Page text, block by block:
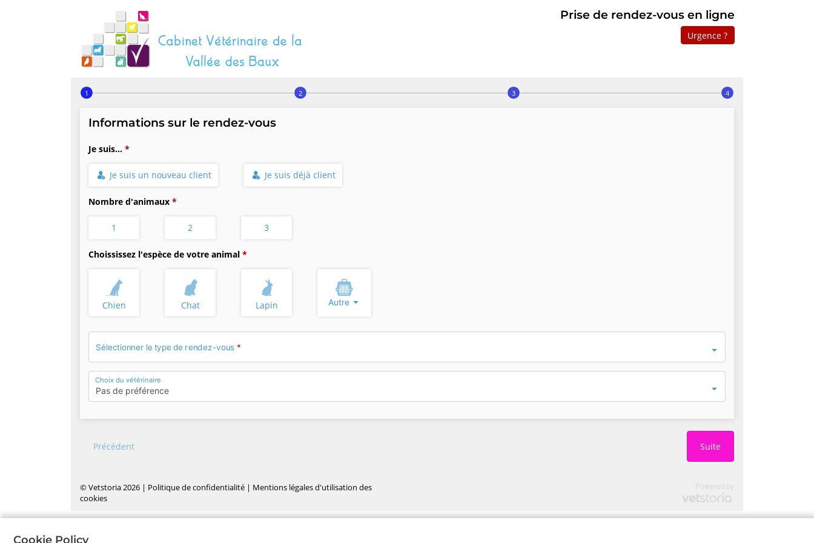
Prise de rendez-vous en ligne
Urgence ?
Step 1 of 4
Informations sur le rendez-vous
Je suis...
Je suis un nouveau client Je suis déjà client
Nombre d'animaux
1 2 3
Choississez l'espèce de votre animal
Chien Chat Lapin Autre
Sélectionner le type de rendez-vous *
Choix du vétérinaire
Pas de préférence
Précédent Suite
©Vetstoria2026 | Politique de confidentialité | Mentions légales d'utilisation des
cookies
Cookie Policy